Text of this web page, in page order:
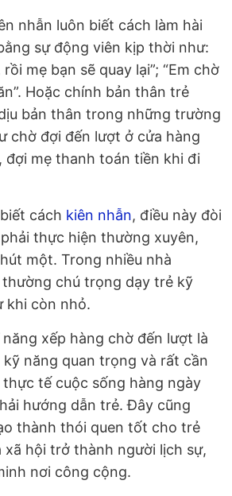
nhẫn luôn biết cách làm hài
sự động viên kịp thời như:
mẹ bạn sẽ quay lại”; “Em chờ
Hoặc chính bản thân trẻ
bản thân trong những trường
chờ đợi đến lượt ở cửa hàng
đợi mẹ thanh toán tiền khi đi
cách kiên nhẫn, điều này đòi
thực hiện thường xuyên,
một. Trong nhiều nhà
chú trọng dạy trẻ kỹ
khi còn nhỏ.
xếp hàng chờ đến lượt là
năng quan trọng và rất cần
tế cuộc sống hàng ngày
hướng dẫn trẻ. Đây cũng
thành thói quen tốt cho trẻ
xã hội trở thành người lịch sự,
nơi công cộng.